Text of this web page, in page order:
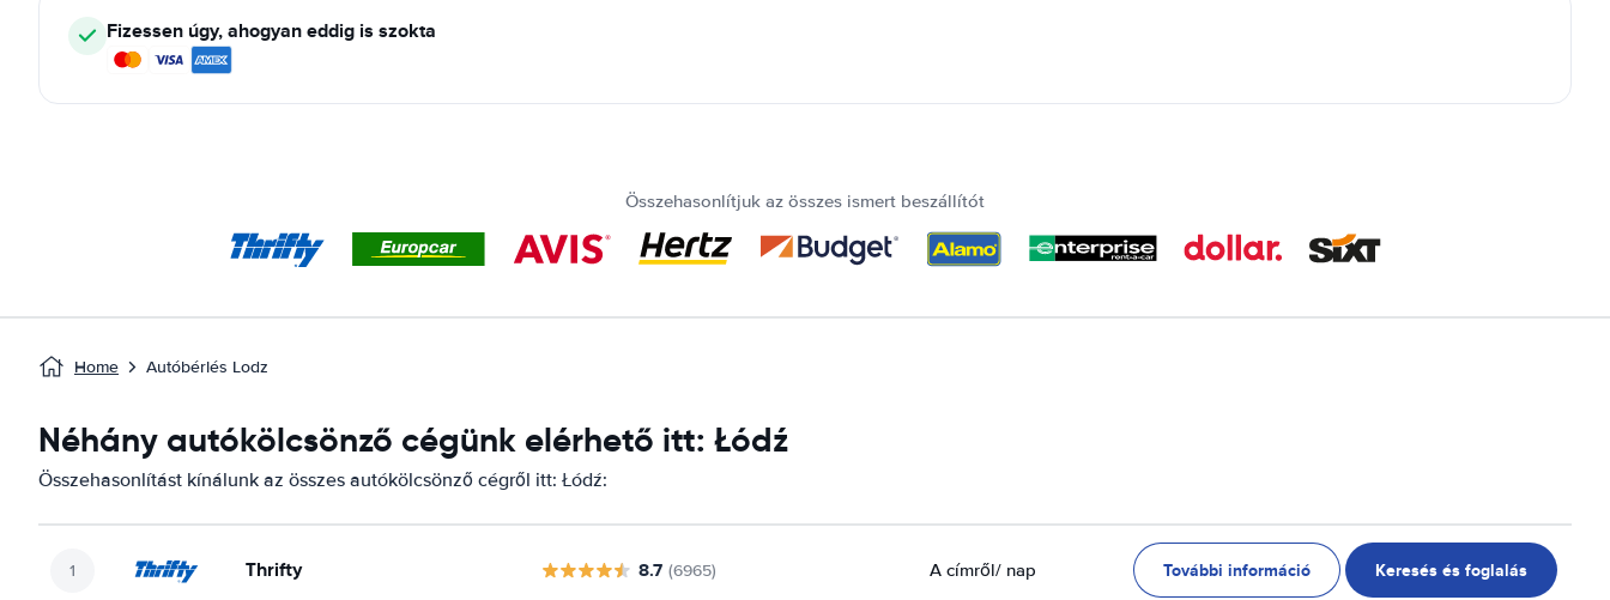
Fizessen úgy, ahogyan eddig is szokta
Összehasonlítjuk az összes ismert beszállítót
Home Autóbérlés Lodz
Néhány autókölcsönző cégünk elérhető itt: Łódź
Összehasonlítást kínálunk az összes autókölcsönző cégről itt: Łódź:
Thrifty 8.7 (6965) A címről/ nap További információ Keresés és foglalás